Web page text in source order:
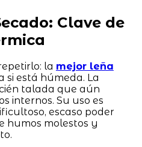
Clave de
la mejor leña
si está húmeda. La
talada que aún
internos. Su uso es
escaso poder
humos molestos y